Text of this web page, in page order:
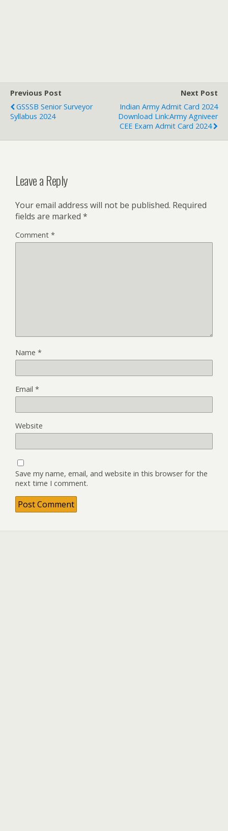
Previous Post
GSSSB Senior Surveyor
Syllabus 2024
Next Post
Indian Army Admit Card 2024
Download Link:Army Agniveer
CEE Exam Admit Card 2024
Leave a Reply
Your email address will not be published. Required
fields are marked *
Comment *
Name *
Email *
Website
Save my name, email, and website in this browser for the
next time I comment.